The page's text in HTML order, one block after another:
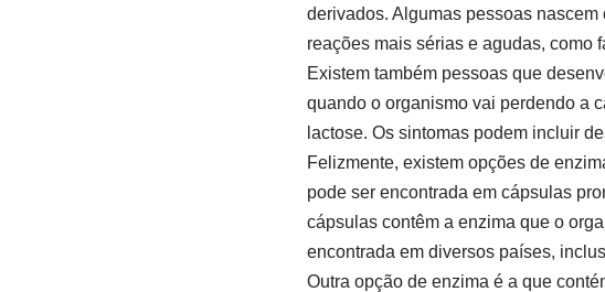
derivados. Algumas pessoas
reações mais sérias e agudas, como
Existem também pessoas que
quando o organismo vai perdendo a
lactose. Os sintomas podem incluir
Felizmente, existem opções de
pode ser encontrada em cápsulas
cápsulas contêm a enzima que o
encontrada em diversos países,
Outra opção de enzima é a que